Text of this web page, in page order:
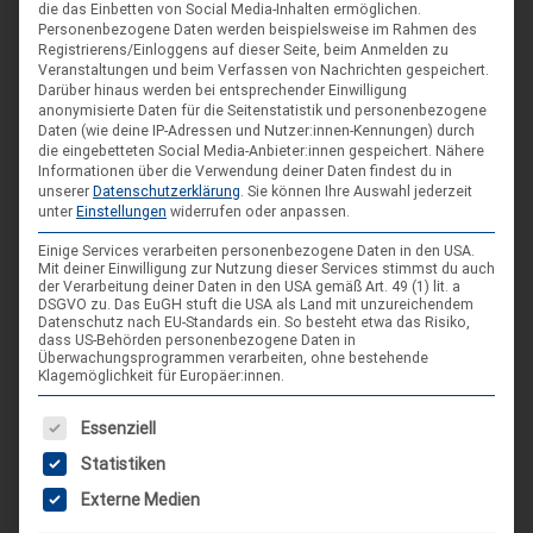
DIE NÄCHSTEN VERANSTALTUNGEN
ARR|JEL Sommertreffen 2026
21. Aug. 26
die das Einbetten von Social Media-Inhalten ermöglichen.
Personenbezogene Daten werden beispielsweise im Rahmen des
Registrierens/Einloggens auf dieser Seite, beim Anmelden zu
Veranstaltungen und beim Verfassen von Nachrichten gespeichert.
Darüber hinaus werden bei entsprechender Einwilligung
anonymisierte Daten für die Seitenstatistik und personenbezogene
Daten (wie deine IP-Adressen und Nutzer:innen-Kennungen) durch
die eingebetteten Social Media-Anbieter:innen gespeichert. Nähere
Informationen über die Verwendung deiner Daten findest du in
unserer Datenschutzerklärung. Sie können Ihre Auswahl jederzeit
unter Einstellungen widerrufen oder anpassen.
Einige Services verarbeiten personenbezogene Daten in den USA.
Mit deiner Einwilligung zur Nutzung dieser Services stimmst du auch
der Verarbeitung deiner Daten in den USA gemäß Art. 49 (1) lit. a
DSGVO zu. Das EuGH stuft die USA als Land mit unzureichendem
Datenschutz nach EU-Standards ein. So besteht etwa das Risiko,
dass US-Behörden personenbezogene Daten in
Überwachungsprogrammen verarbeiten, ohne bestehende
Klagemöglichkeit für Europäer:innen.
Es folgt eine Liste der Service-Gruppen, für die eine
Essenziell
Statistiken
Externe Medien